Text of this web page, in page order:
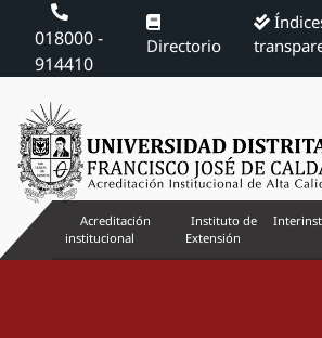
018000 -
914410
Directorio
Acreditación
institucional
Instituto de
Extensión